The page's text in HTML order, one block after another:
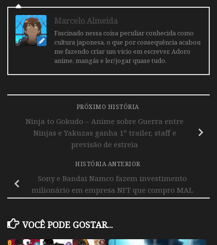
Marcelo Almeida
Fascinado nessa coisa peculiar conhecida como
cultura japonesa, o que por consequência acabou
me fazendo criar um vicio em escrever. Adoro
anime, mangás e ler/jogar quase tudo.
PRÓXIMO HISTÓRIA
Ninja to Gokudo – Anime sobre Guerra entre
Ninjas e Yakuzas ganha 1º trailer, staff e
previsão de estreia
HISTÓRIA ANTERIOR
Sony e Bandai Namco fazem investimento
milionário em empresa NFT que compro MAL
VOCÊ PODE GOSTAR...